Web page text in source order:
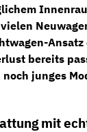
bereits
junges
mit